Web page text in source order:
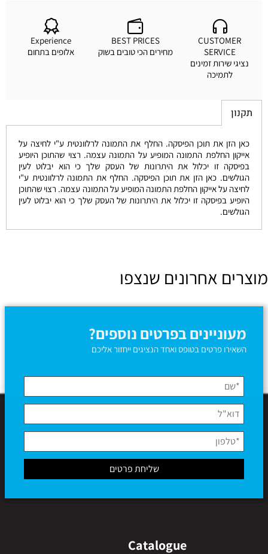
CUSTOMER
SERVICE
נציגי שירות זמינים
לתמיכה
BEST PRICES
מחירים הכי טובים בשוק
Experience
אלופים בתחום
תקנון
כאן הזן את תוכן הפיסקה. החלף את התמונה לרלוונטית ע"י לחיצה על
אייקון החלפת התמונה המופיע על התמונה עצמה. רצוי שהתוכן היופיע
בפיסקה זו יכלול את היתרונות של העסק שלך כי הוא יבלוט לעין
הגולשים. כאן הזן את תוכן הפיסקה. החלף את התמונה לרלוונטית ע"י
לחיצה על אייקון החלפת התמונה המופיע על התמונה עצמה. רצוי שהתוכן
היופיע בפיסקה זו יכלול את היתרונות של העסק שלך כי הוא יבלוט לעין
הגולשים.
מוצרים אחרונים שנצפו
מעוניינים בפרטים נוספים?
השאירו פרטים בטופס ואחד הנציגים ייחזור אליכם
Catalogue